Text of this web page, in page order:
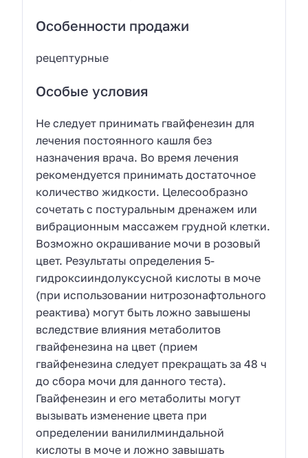
Особенности продажи
рецептурные
Особые условия
Не следует принимать гвайфенезин для
лечения постоянного кашля без
назначения врача. Во время лечения
рекомендуется принимать достаточное
количество жидкости. Целесообразно
сочетать с постуральным дренажем или
вибрационным массажем грудной клетки.
Возможно окрашивание мочи в розовый
цвет. Результаты определения 5-
гидроксииндолуксусной кислоты в моче
(при использовании нитрозонафтольного
реактива) могут быть ложно завышены
вследствие влияния метаболитов
гвайфенезина на цвет (прием
гвайфенезина следует прекращать за 48 ч
до сбора мочи для данного теста).
Гвайфенезин и его метаболиты могут
вызывать изменение цвета при
определении ванилилминдальной
кислоты в моче и ложно завышать